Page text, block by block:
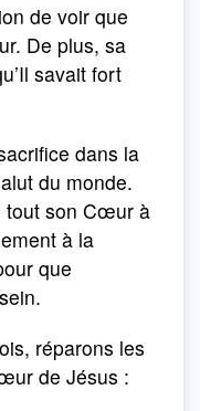
de voir que
De plus, sa
savait fort
dans la
du monde.
tout son Cœur à
à la
que
réparons les
de Jésus :